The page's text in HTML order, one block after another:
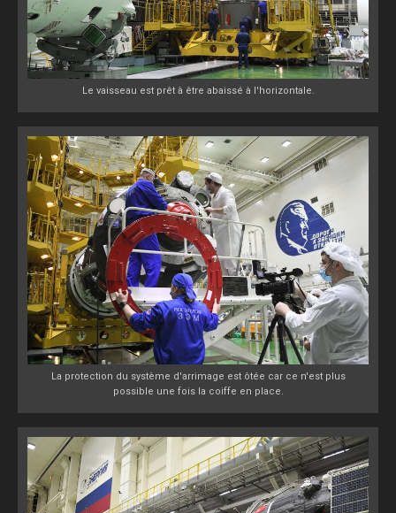
Le vaisseau est prêt à être abaissé à l'horizontale.
La protection du système d'arrimage est ôtée car ce n'est plus
possible une fois la coiffe en place.